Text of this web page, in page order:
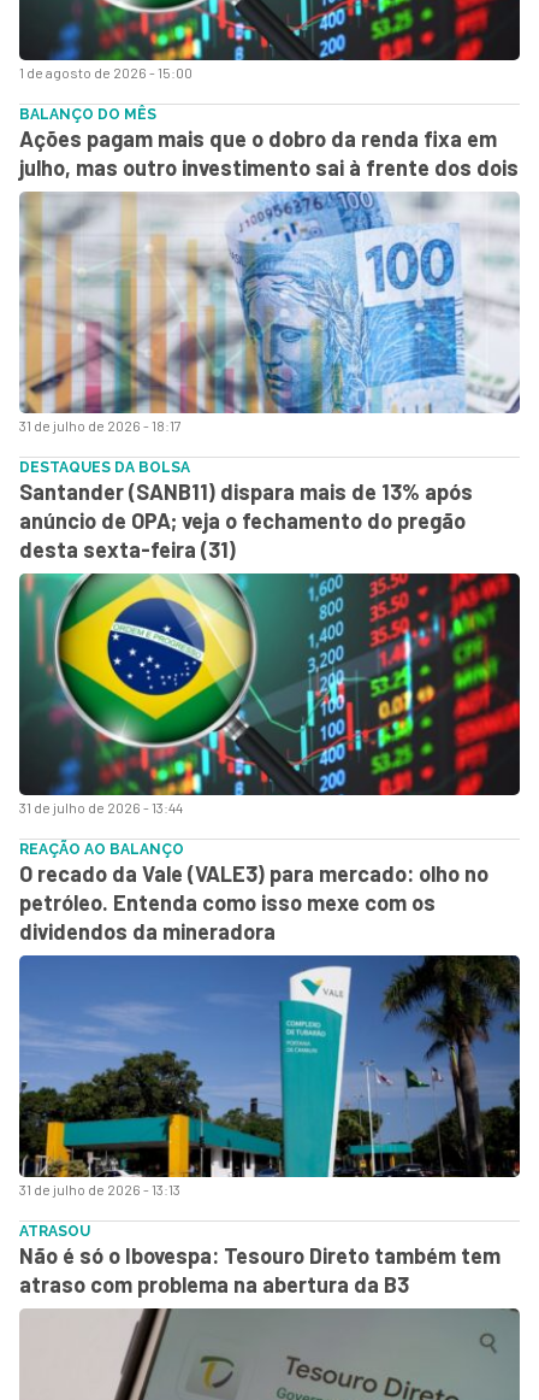
1 de agosto de 2026 - 15:00
31 de julho de 2026 - 18:17
BALANÇO DO MÊS
Ações pagam mais que o dobro da renda fixa em
julho, mas outro investimento sai à frente dos dois
31 de julho de 2026 - 13:44
DESTAQUES DA BOLSA
Santander (SANB11) dispara mais de 13% após
anúncio de OPA; veja o fechamento do pregão
desta sexta-feira (31)
31 de julho de 2026 - 13:13
REAÇÃO AO BALANÇO
O recado da Vale (VALE3) para mercado: olho no
petróleo. Entenda como isso mexe com os
dividendos da mineradora
ATRASOU
Não é só o Ibovespa: Tesouro Direto também tem
atraso com problema na abertura da B3